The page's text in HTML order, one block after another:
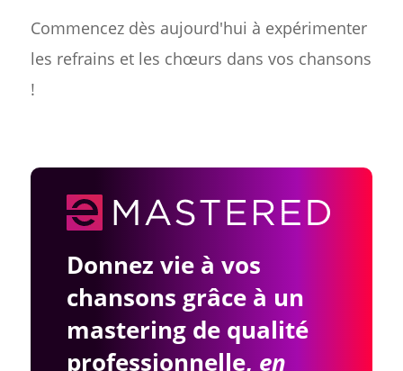
Commencez dès aujourd'hui à expérimenter
les refrains et les chœurs dans vos chansons
!
Donnez vie à vos
chansons grâce à un
mastering de qualité
professionnelle, en